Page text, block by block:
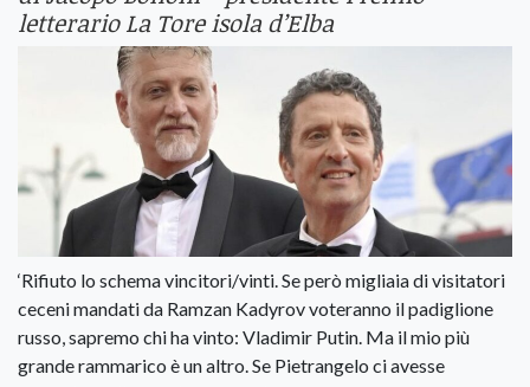
letterario La Tore isola d’Elba
‘Rifiuto lo schema vincitori/vinti. Se però migliaia di visitatori
ceceni mandati da Ramzan Kadyrov voteranno il padiglione
russo, sapremo chi ha vinto: Vladimir Putin. Ma il mio più
grande rammarico è un altro. Se Pietrangelo ci avesse